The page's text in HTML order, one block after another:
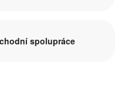
spolupráce